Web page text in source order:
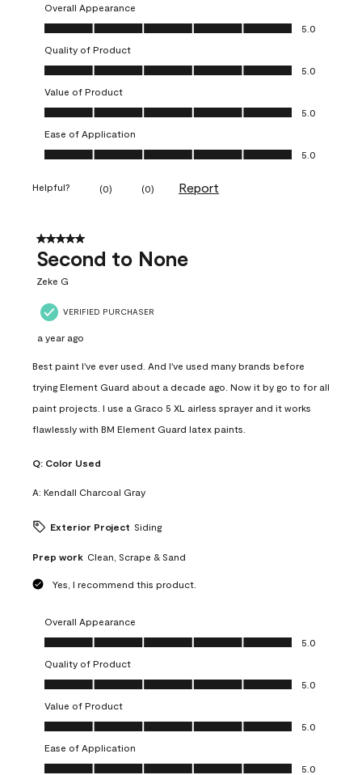
Overall Appearance
Overall Appearance, 5.0 out of 5
5.0
Quality of Product
Quality of Product, 5.0 out of 5
5.0
Value of Product
Value of Product, 5.0 out of 5
5.0
Ease of Application
Ease of Application, 5.0 out of 5
5.0
Helpful? (0) (0) Report
5 out of 5 stars.
Second to None
Zeke G
VERIFIED PURCHASER
a year ago
Best paint I've ever used. And I've used many brands before
trying Element Guard about a decade ago. Now it by go to for all
paint projects. I use a Graco 5 XL airless sprayer and it works
flawlessly with BM Element Guard latex paints.
Q: Color Used
A: Kendall Charcoal Gray
Exterior Project Siding
Prep work Clean, Scrape & Sand
Yes, I recommend this product.
Overall Appearance
Overall Appearance, 5.0 out of 5
5.0
Quality of Product
Quality of Product, 5.0 out of 5
5.0
Value of Product
Value of Product, 5.0 out of 5
5.0
Ease of Application
Ease of Application, 5.0 out of 5
5.0